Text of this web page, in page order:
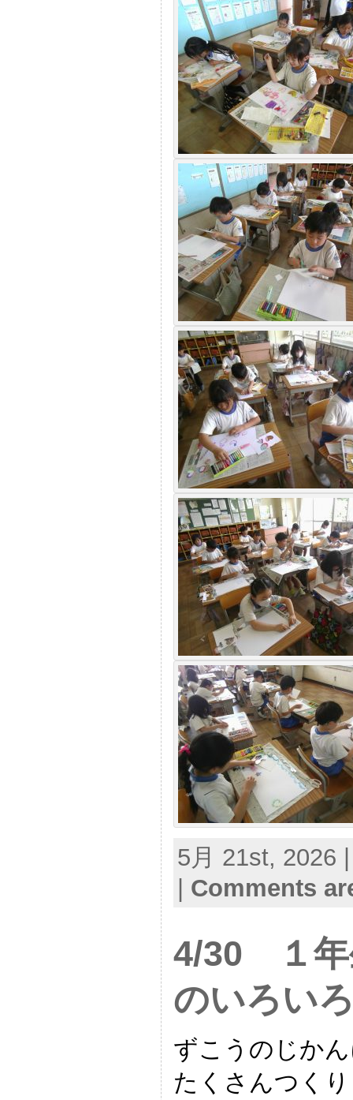
5月 21st, 2026
Comments
4/30 １
のいろい
ずこうのじか
たくさんつく